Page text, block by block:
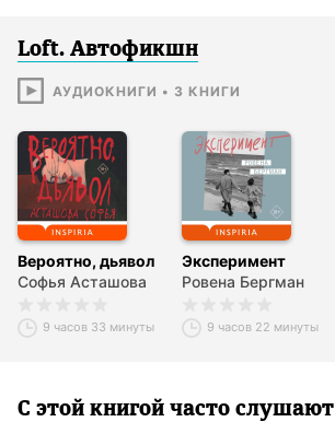
Loft. Автофикшн
АУДИОКНИГИ • 3 КНИГИ
Вероятно, дьявол
Софья Асташова
9 часов 33 минуты
Эксперимент
Ровена Бергман
9 часов 22 минуты
С этой книгой часто слушают